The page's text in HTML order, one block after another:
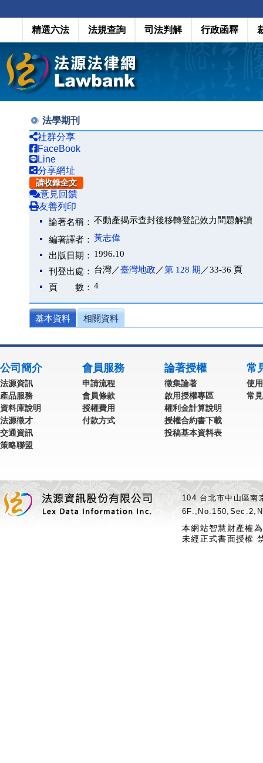
精選六法 法規查詢 司法判解 行政函釋
法學期刊
社群分享
FaceBook
Line
分享網址
請收錄全文
意見回饋
友善列印
論著名稱： 不動產揭示查封後移轉登記效力問題解讀
編著譯者： 黃志偉
出版日期： 1996.10
刊登出處： 台灣／臺灣地政 ／第 128 期 ／33-36 頁
頁 數： 4
基本資料 相關資料
公司簡介
法源資訊
產品服務
資料庫說明
法源徵才
交通資訊
策略聯盟
會員服務
申請流程
會員條款
授權費用
付款方式
論著授權
徵集論著
啟用授權專區
權利金計算說明
授權合約書下載
投稿基本資料表
常
使
常
104 台北市中山區
本網站智慧財產權
未經正式書面授權